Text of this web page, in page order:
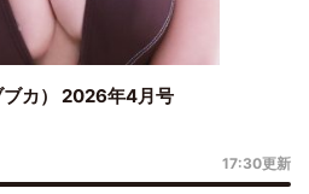
カ） 2026年4月号
17:30更新